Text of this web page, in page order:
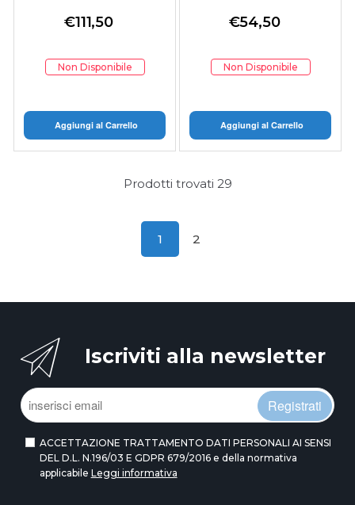
€111,50
Non Disponibile
Aggiungi al Carrello
€54,50
Non Disponibile
Aggiungi al Carrello
Prodotti trovati 29
1 2
Iscriviti alla newsletter
Registrati
ACCETTAZIONE TRATTAMENTO DATI PERSONALI AI SENSI
DEL D.L. N.196/03 E GDPR 679/2016 e della normativa
applicabile Leggi informativa